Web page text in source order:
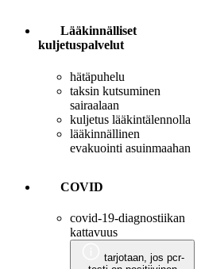
Lääkinnälliset
kuljetuspalvelut
hätäpuhelu
taksin kutsuminen
sairaalaan
kuljetus lääkintälennolla
lääkinnällinen
evakuointi asuinmaahan
COVID
covid-19-diagnostiikan
kattavuus
tarjotaan, jos pcr-